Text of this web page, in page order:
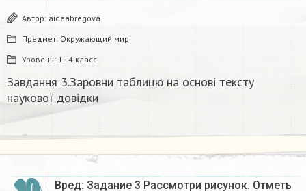
Автор: aidaabregova
Предмет: Окружающий мир
Уровень: 1 - 4 класс
Завдання 3.Заровни таблицю на основі тексту
наукової довідки
Вред: Задание 3 Рассмотри рисунок. Отметь